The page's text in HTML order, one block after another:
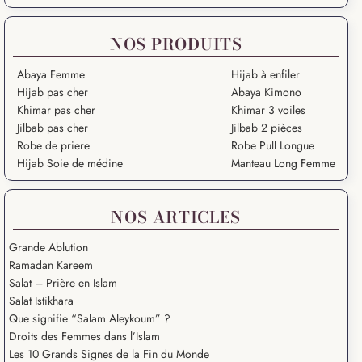
NOS PRODUITS
Abaya Femme
Hijab pas cher
Khimar pas cher
Jilbab pas cher
Robe de priere
Hijab Soie de médine
Hijab à enfiler
Abaya Kimono
Khimar 3 voiles
Jilbab 2 pièces
Robe Pull Longue
Manteau Long Femme
NOS ARTICLES
Grande Ablution
Ramadan Kareem
Salat – Prière en Islam
Salat Istikhara
Que signifie “Salam Aleykoum” ?
Droits des Femmes dans l’Islam
Les 10 Grands Signes de la Fin du Monde